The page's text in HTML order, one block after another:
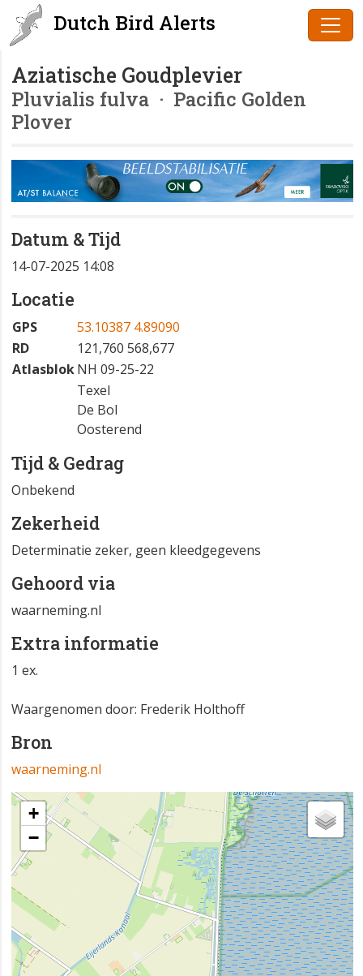
Dutch Bird Alerts
Aziatische Goudplevier
Pluvialis fulva · Pacific Golden
Plover
Datum & Tijd
14-07-2025 14:08
Locatie
GPS
53.10387 4.89090
RD
121,760 568,677
AtlasblokNH 09-25-22
Texel
De Bol
Oosterend
Tijd & Gedrag
Onbekend
Zekerheid
Determinatie zeker, geen kleedgegevens
Gehoord via
waarneming.nl
Extra informatie
1 ex.
Waargenomen door: Frederik Holthoff
Bron
waarneming.nl
+
−